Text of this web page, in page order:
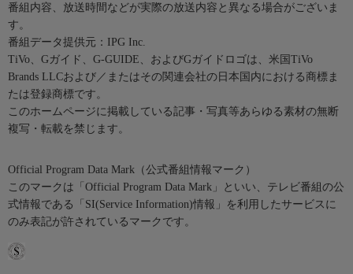
番組内容、放送時間などが実際の放送内容と異なる場合がございま
す。
番組データ提供元：IPG Inc.
TiVo、Gガイド、G-GUIDE、およびGガイドロゴは、米国TiVo
Brands LLCおよび／またはその関連会社の日本国内における商標ま
たは登録商標です。
このホームページに掲載している記事・写真等あらゆる素材の無断
複写・転載を禁じます。
Official Program Data Mark（公式番組情報マーク）
このマークは「Official Program Data Mark」といい、テレビ番組の公
式情報である「SI(Service Information)情報」を利用したサービスに
のみ表記が許されているマークです。